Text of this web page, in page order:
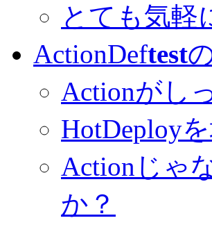
とても気軽
ActionDeftest
Actionがし
HotDeploy
Actionじゃ
か？